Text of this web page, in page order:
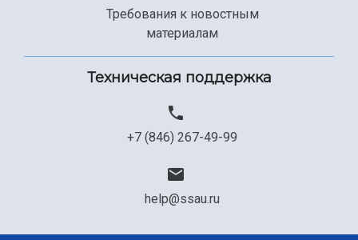
Требования к новостным
материалам
Техническая поддержка
+7 (846) 267-49-99
help@ssau.ru